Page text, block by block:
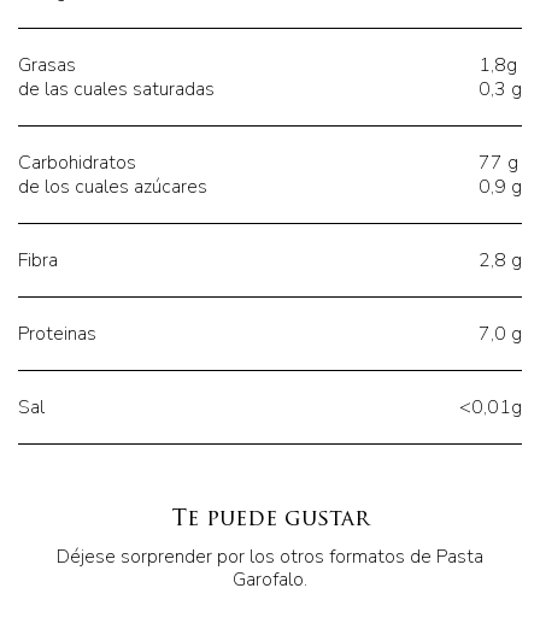
Grasas
de las cuales saturadas
1,8g
0,3 g
Carbohidratos
de los cuales azúcares
77 g
0,9 g
Fibra 2,8 g
Proteinas 7,0 g
Sal <0,01g
Te puede gustar
Déjese sorprender por los otros formatos de Pasta
Garofalo.